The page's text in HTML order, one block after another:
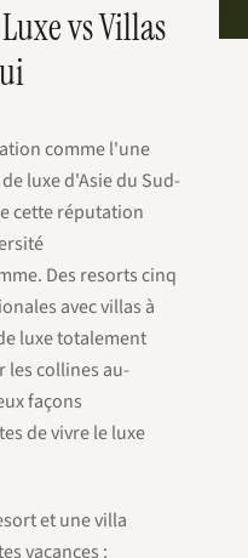
vs Villas
comme l'une
luxe d'Asie du Sud-
cette réputation
Des resorts cinq
avec villas à
luxe totalement
les collines au-
façons
de vivre le luxe
et une villa
vacances :